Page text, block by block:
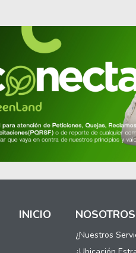
INICIO NOSOTROS
¿Nuestros